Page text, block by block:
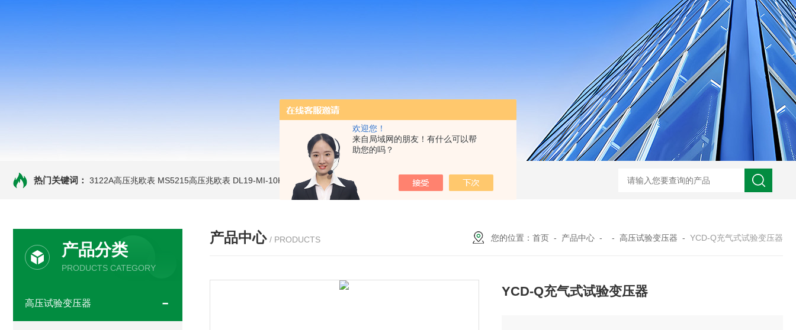
欢迎您！
来自局域网的朋友！有什么可以帮
助您的吗？
热门关键词： 3122A高压兆欧表 MS5215高压兆欧表 DL19-MI-10KVe 高压兆欧表 5000V数字高压兆欧表 CS2077型CS2077高压兆欧表校验仪 GM-5KV-20KV型可调高压兆欧表GM-5KV-20KV nl3203型
产品分类
PRODUCTS CATEGORY
高压试验变压器
产品中心 / PRODUCTS 您的位置： 首页 - 产品中心 - - 高压试验变压器 - YCD-Q充气式试验变压器
YCD-Q充气式试验变压器